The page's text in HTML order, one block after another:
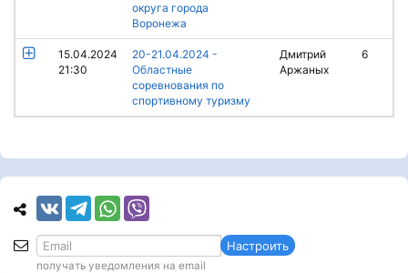
округа города
Воронежа
15.04.2024
21:30
20-21.04.2024 -
Областные
соревнования по
спортивному туризму
Дмитрий
Аржаных
6
Настроить
получать уведомления на email